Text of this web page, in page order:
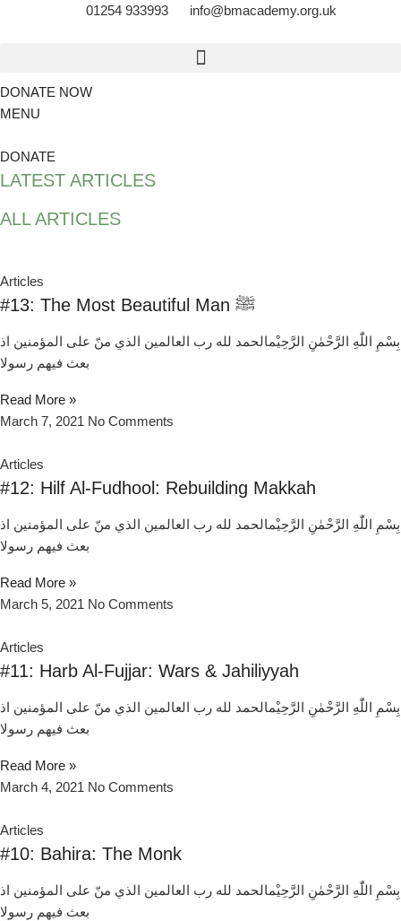
01254 933993 info@bmacademy.org.uk
DONATE NOW
MENU
DONATE
LATEST ARTICLES
ALL ARTICLES
Articles
#13: The Most Beautiful Man ﷺ
بِسْمِ اللّٰهِ الرَّحْمٰنِ الرَّحِيْمالحمد لله رب العالمين الذي منّ علی المؤمنين اذ
بعث فيهم رسولا
Read More »
March 7, 2021 No Comments
Articles
#12: Hilf Al-Fudhool: Rebuilding Makkah
بِسْمِ اللّٰهِ الرَّحْمٰنِ الرَّحِيْمالحمد لله رب العالمين الذي منّ علی المؤمنين اذ
بعث فيهم رسولا
Read More »
March 5, 2021 No Comments
Articles
#11: Harb Al-Fujjar: Wars & Jahiliyyah
بِسْمِ اللّٰهِ الرَّحْمٰنِ الرَّحِيْمالحمد لله رب العالمين الذي منّ علی المؤمنين اذ
بعث فيهم رسولا
Read More »
March 4, 2021 No Comments
Articles
#10: Bahira: The Monk
بِسْمِ اللّٰهِ الرَّحْمٰنِ الرَّحِيْمالحمد لله رب العالمين الذي منّ علی المؤمنين اذ
بعث فيهم رسولا